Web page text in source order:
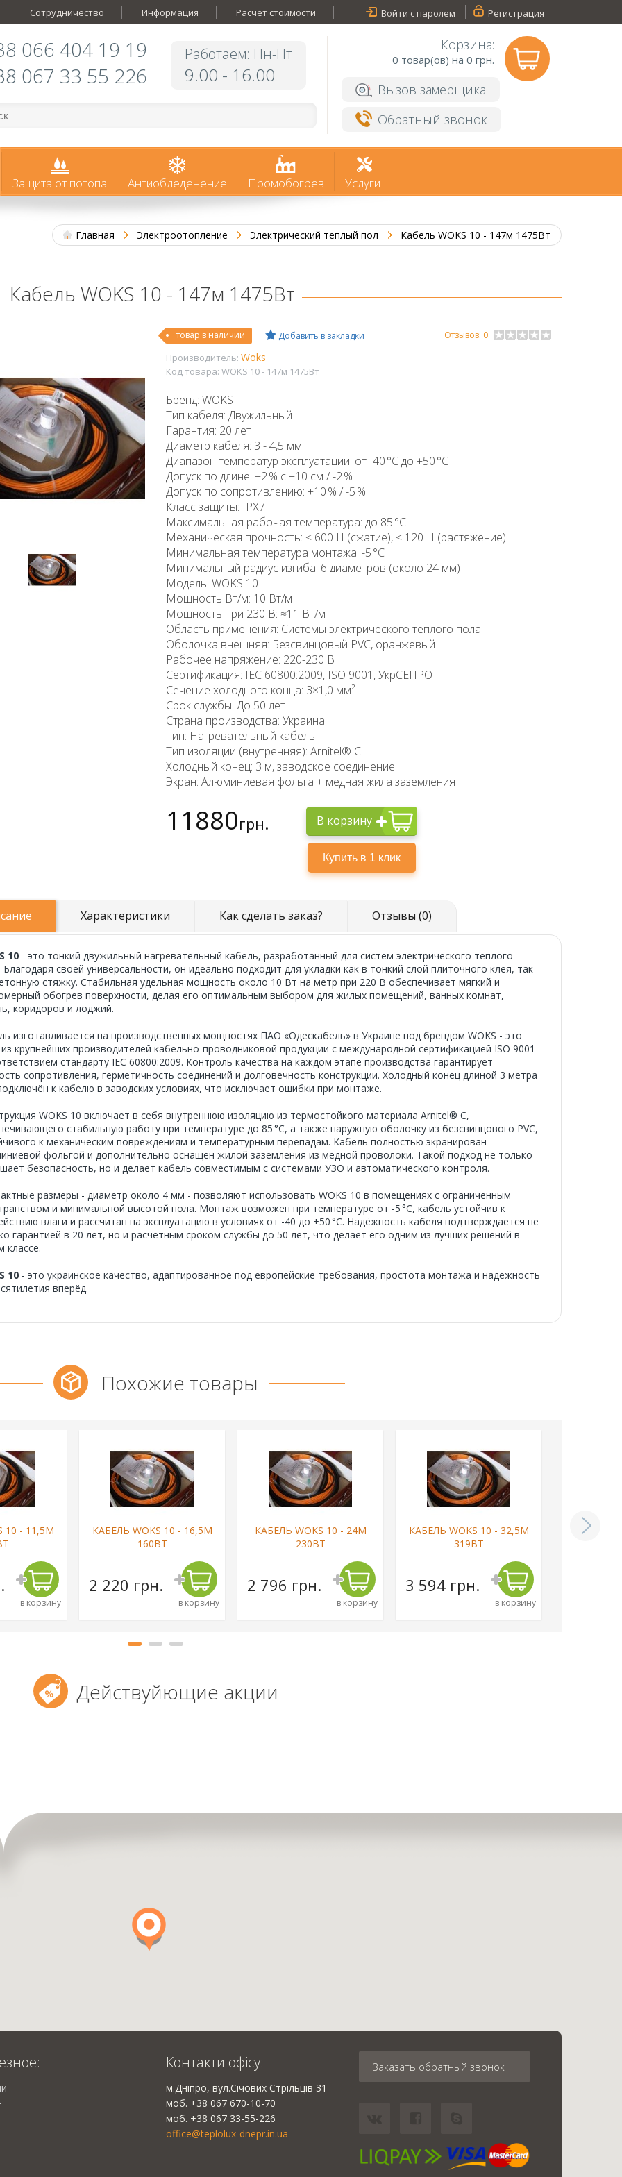
Сотрудничество Информация Расчет стоимости Войти с паролем Регистрация
066 404 19 19
067 33 55 226
Работаем: Пн-Пт
9.00 - 16.00
Корзина:
0 товар(ов) на 0 грн.
Вызов замерщика
Обратный звонок
Защита от потопа Антиобледенение Промобогрев Услуги
Главная Электроотопление Электрический теплый пол Кабель WOKS 10 - 147м 1475Вт
Кабель WOKS 10 - 147м 1475Вт
товар в наличии Добавить в закладки Отзывов: 0
Производитель: Woks
Код товара: WOKS 10 - 147м 1475Вт
Бренд: WOKS
Тип кабеля: Двужильный
Гарантия: 20 лет
Диаметр кабеля: 3 - 4,5 мм
Диапазон температур эксплуатации: от -40 °C до +50 °C
Допуск по длине: +2 % с +10 см / -2 %
Допуск по сопротивлению: +10 % / -5 %
Класс защиты: IPX7
Максимальная рабочая температура: до 85 °C
Механическая прочность: ≤ 600 Н (сжатие), ≤ 120 Н (растяжение)
Минимальная температура монтажа: -5 °C
Минимальный радиус изгиба: 6 диаметров (около 24 мм)
Модель: WOKS 10
Мощность Вт/м: 10 Вт/м
Мощность при 230 В: ≈11 Вт/м
Область применения: Системы электрического теплого пола
Оболочка внешняя: Безсвинцовый PVC, оранжевый
Рабочее напряжение: 220-230 В
Сертификация: IEC 60800:2009, ISO 9001, УкрСЕПРО
Сечение холодного конца: 3×1,0 мм²
Срок службы: До 50 лет
Страна производства: Украина
Тип: Нагревательный кабель
Тип изоляции (внутренняя): Arnitel® C
Холодный конец: 3 м, заводское соединение
Экран: Алюминиевая фольга + медная жила заземления
11880грн. В корзину
Характеристики Как сделать заказ? Отзывы (0)
10 - это тонкий двужильный нагревательный кабель, разработанный для систем электрического теплого
Благодаря своей универсальности, он идеально подходит для укладки как в тонкий слой плиточного клея, так
стяжку. Стабильная удельная мощность около 10 Вт на метр при 220 В обеспечивает мягкий и
обогрев поверхности, делая его оптимальным выбором для жилых помещений, ванных комнат,
коридоров и лоджий.
изготавливается на производственных мощностях ПАО «Одескабель» в Украине под брендом WOKS - это
крупнейших производителей кабельно-проводниковой продукции с международной сертификацией ISO 9001
стандарту IEC 60800:2009. Контроль качества на каждом этапе производства гарантирует
сопротивления, герметичность соединений и долговечность конструкции. Холодный конец длиной 3 метра
к кабелю в заводских условиях, что исключает ошибки при монтаже.
WOKS 10 включает в себя внутреннюю изоляцию из термостойкого материала Arnitel® C,
стабильную работу при температуре до 85 °C, а также наружную оболочку из безсвинцового PVC,
к механическим повреждениям и температурным перепадам. Кабель полностью экранирован
фольгой и дополнительно оснащён жилой заземления из медной проволоки. Такой подход не только
безопасность, но и делает кабель совместимым с системами УЗО и автоматического контроля.
размеры - диаметр около 4 мм - позволяют использовать WOKS 10 в помещениях с ограниченным
и минимальной высотой пола. Монтаж возможен при температуре от -5 °C, кабель устойчив к
влаги и рассчитан на эксплуатацию в условиях от -40 до +50 °C. Надёжность кабеля подтверждается не
гарантией в 20 лет, но и расчётным сроком службы до 50 лет, что делает его одним из лучших решений в
классе.
10 - это украинское качество, адаптированное под европейские требования, простота монтажа и надёжность
вперёд.
Похожие товары
10 - 11,5М
в корзину
КАБЕЛЬ WOKS 10 - 16,5М
160ВТ
2 220 грн.
в корзину
КАБЕЛЬ WOKS 10 - 24М
230ВТ
2 796 грн.
в корзину
КАБЕЛЬ WOKS 10 - 32,5М
319ВТ
3 594 грн.
в корзину
КАБЕЛЬ
Действуйющие акции
Контакти офісу:
м.Дніпро, вул.Січових Стрільців 31
моб. +38 067 670-10-70
моб. +38 067 33-55-226
office@teplolux-dnepr.in.ua
Заказать обратный звонок